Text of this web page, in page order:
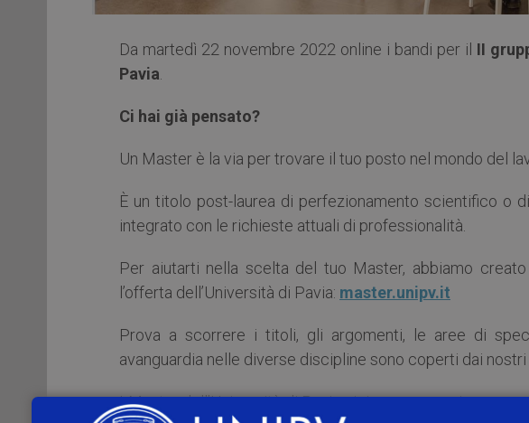
Da martedì 22 novembre 2022 online i bandi per il II
Pavia
Ci hai già pensato?
Un Master è la via per trovare il tuo posto nel mondo del
È un titolo post-laurea di perfezionamento scientifico o
integrato con le richieste attuali di professionalità.
Per aiutarti nella scelta del tuo Master, abbiamo
l’offerta dell’Università di Pavia: master.unipv.it
Prova a scorrere i titoli, gli argomenti, le aree di
avanguardia nelle diverse discipline sono coperti dai nostri
I Master dell’Università di Pavia si rinnovano ogni anno,